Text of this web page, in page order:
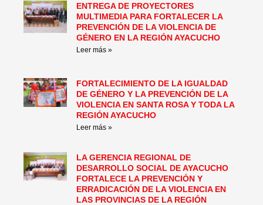
ENTREGA DE PROYECTORES
MULTIMEDIA PARA FORTALECER LA
PREVENCIÓN DE LA VIOLENCIA DE
GÉNERO EN LA REGIÓN AYACUCHO
Leer más »
FORTALECIMIENTO DE LA IGUALDAD
DE GÉNERO Y LA PREVENCIÓN DE LA
VIOLENCIA EN SANTA ROSA Y TODA LA
REGIÓN AYACUCHO
Leer más »
LA GERENCIA REGIONAL DE
DESARROLLO SOCIAL DE AYACUCHO
FORTALECE LA PREVENCIÓN Y
ERRADICACIÓN DE LA VIOLENCIA EN
LAS PROVINCIAS DE LA REGIÓN